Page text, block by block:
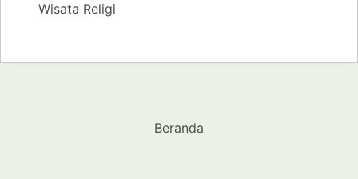
Wisata Religi
Beranda